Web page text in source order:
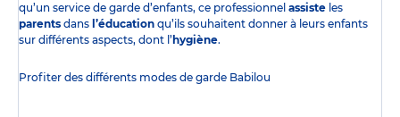
qu’un service de garde d’enfants, ce professionnel assiste les
parents dans l’éducation qu’ils souhaitent donner à leurs enfants
sur différents aspects, dont l’ hygiène.
Profiter des différents modes de garde Babilou